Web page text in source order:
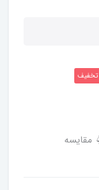
تخفیف
مقایسه